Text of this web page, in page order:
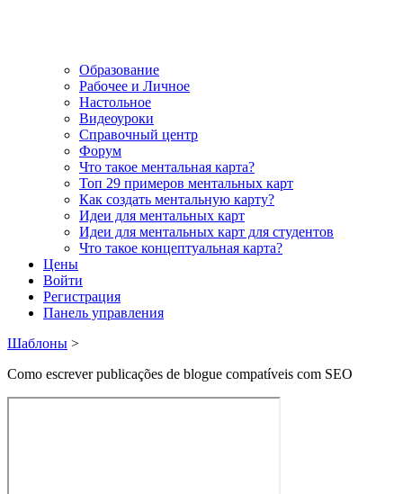
Образование
Рабочее и Личное
Настольное
Видеоуроки
Справочный центр
Форум
Что такое ментальная карта?
Топ 29 примеров ментальных карт
Как создать ментальную карту?
Идеи для ментальных карт
Идеи для ментальных карт для студентов
Что такое концептуальная карта?
Цены
Войти
Регистрация
Панель управления
Шаблоны >
Como escrever publicações de blogue compatíveis com SEO